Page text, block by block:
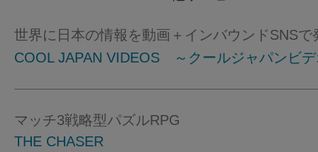
世界に日本の情報を動画＋インバウンドSNSで
COOL JAPAN VIDEOS ～クールジャパンビ
マッチ3戦略型パズルRPG
THE CHASER